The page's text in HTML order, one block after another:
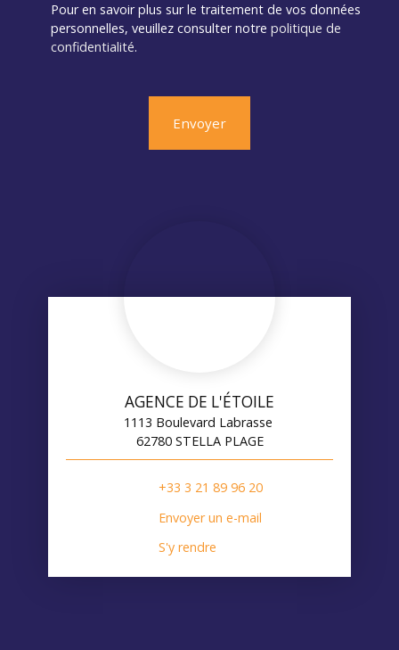
Pour en savoir plus sur le traitement de vos données
personnelles, veuillez consulter notre politique de
confidentialité.
Envoyer
AGENCE DE L'ÉTOILE
1113 Boulevard Labrasse
62780 STELLA PLAGE
+33 3 21 89 96 20
Envoyer un e-mail
S'y rendre